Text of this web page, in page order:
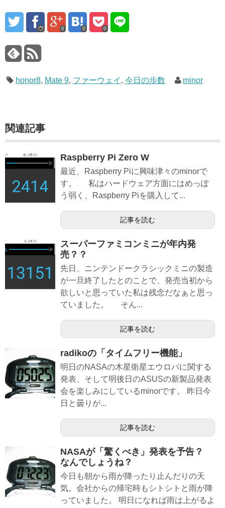
0 0 0
honor8, Mate 9, ファーウェイ , 今日の歩数 minor
関連記事
Raspberry Pi Zero W
最近、Raspberry Piに興味津々のminorで
す。 私はハードウェア方面にはめっぽ
う弱く、Raspberry Piを購入して...
記事を読む
スーパーファミコンミニが年内発
売？？
先日、ニンテンドークラシックミニの製造
が一旦終了したとのことで、発売当初から
欲しいと思っていた私は残念だなぁと思っ
ていました。 そん...
記事を読む
radikoの「タイムフリー機能」
明日のNASAの木星衛星エウロパに関する
発表、そして明後日のASUSの新製品発表
会を楽しみにしているminorです。 昨日今
日と曇りが...
記事を読む
NASAが「驚くべき」発表を予告？
なんでしょうね？
今日も朝から雨が降ったり止んだりの天
気。会社からの帰宅時もシトシトと雨が降
っていました。 明日になれば雨は上がるよ